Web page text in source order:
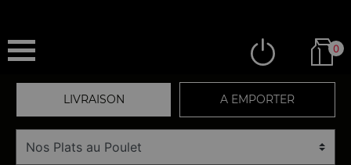
0
LIVRAISON A EMPORTER